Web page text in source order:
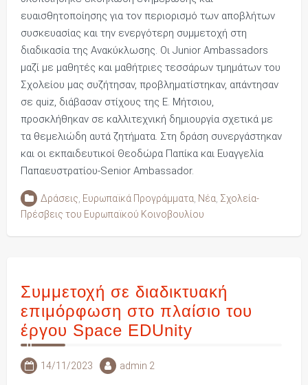
ευαισθητοποίησης για τον περιορισμό των αποβλήτων
συσκευασίας και την ενεργότερη συμμετοχή στη
διαδικασία της Ανακύκλωσης. Οι Junior Ambassadors
μαζί με μαθητές και μαθήτριες τεσσάρων τμημάτων του
Σχολείου μας συζήτησαν, προβληματίστηκαν, απάντησαν
σε quiz, διάβασαν στίχους της Ε. Μήτσιου,
προσκλήθηκαν σε καλλιτεχνική δημιουργία σχετικά με
τα θεμελιώδη αυτά ζητήματα. Στη δράση συνεργάστηκαν
και οι εκπαιδευτικοί Θεοδώρα Παπίκα και Ευαγγελία
Παπαευστρατίου-Senior Ambassador.
Δράσεις, Ευρωπαϊκά Προγράμματα, Νέα, Σχολεία-
Πρέσβεις του Ευρωπαϊκού Κοινοβουλίου
Συμμετοχή σε διαδικτυακή
επιμόρφωση στο πλαίσιο του
έργου Space EDUnity
14/11/2023 admin 2